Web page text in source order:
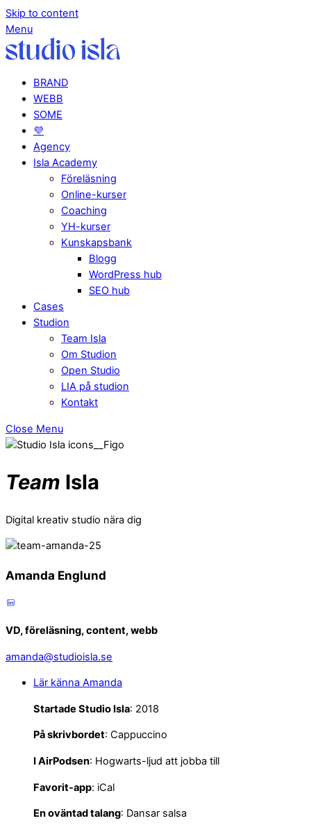
Skip to content
Menu
BRAND
WEBB
SOME
💜
Agency
Isla Academy
Föreläsning
Online-kurser
Coaching
YH-kurser
Kunskapsbank
Blogg
WordPress hub
SEO hub
Cases
Studion
Team Isla
Om Studion
Open Studio
LIA på studion
Kontakt
Close Menu
Team Isla
Digital kreativ studio nära dig
Amanda Englund
VD, föreläsning, content, webb
amanda@studioisla.se
Lär känna Amanda
Startade Studio Isla: 2018
På skrivbordet: Cappuccino
IAirPodsen: Hogwarts-ljud att jobba till
Favorit-app: iCal
En oväntad talang: Dansar salsa